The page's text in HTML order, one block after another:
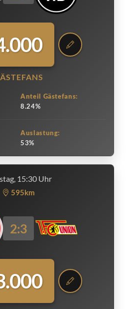
Anteil Gästefans:
8.24%
Auslastung:
53%
15:30 Uhr
595km
2:3